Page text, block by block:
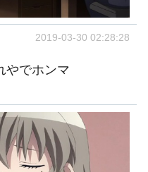
2019-03-30 02:28:28
やでホンマ